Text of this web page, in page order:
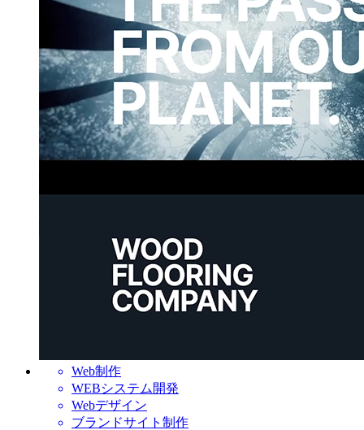
Web制作
WEBシステム開発
Webデザイン
ブランドサイト制作